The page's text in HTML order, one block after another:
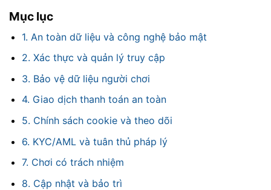
Mục lục
1. An toàn dữ liệu và công nghệ bảo mật
2. Xác thực và quản lý truy cập
3. Bảo vệ dữ liệu người chơi
4. Giao dịch thanh toán an toàn
5. Chính sách cookie và theo dõi
6. KYC/AML và tuân thủ pháp lý
7. Chơi có trách nhiệm
8. Cập nhật và bảo trì